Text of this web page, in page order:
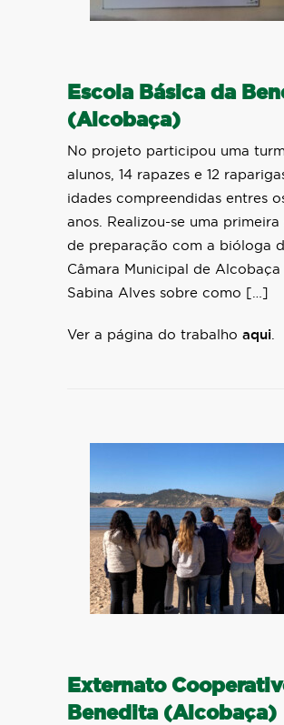
Escola Básica da
(Alcobaça)
No projeto participou uma
alunos, 14 rapazes e 12
idades compreendidas entres os
anos. Realizou-se uma primeira
de preparação com a bióloga
Câmara Municipal de Alcobaça
Sabina Alves sobre como […]
Ver a página do trabalho aqui.
Externato
Benedita (Alcobaça)